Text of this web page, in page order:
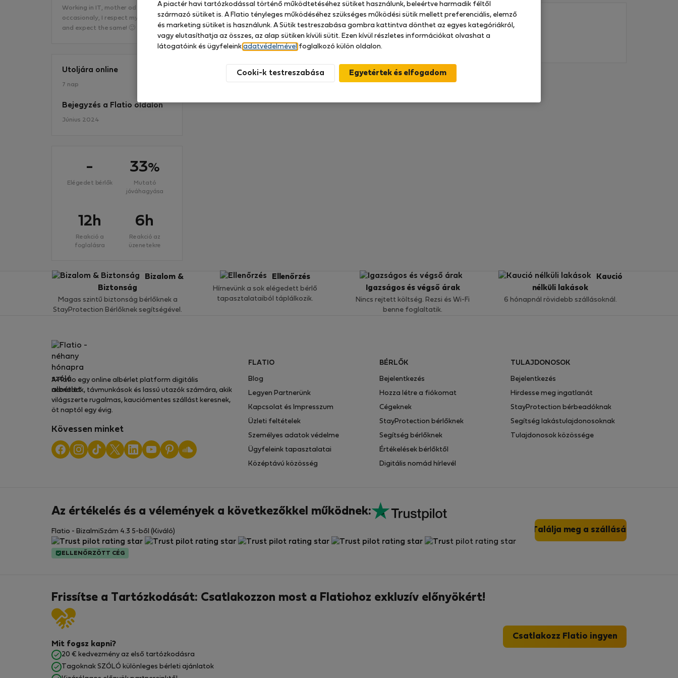
Working in IT, mother od 2, landlord
occasionaly, I respect my guests
and expect the same! 🙂
Utoljára online
7 nap
Bejegyzés a Flatio oldalon
Június 2024
-
Elégedet bérlők
33%
Mutató
jóváhagyása
12h
Reakció a
foglalásra
6h
Reakció az
üzenetekre
Még nem áll rendelkezésre semmi értékelés
Bizalom &
Biztonság
Magas szintű biztonság bérlőknek a
StayProtection Bérlőknek segítségével.
Ellenőrzés
Hírnevünk a sok elégedett bérlő
tapasztalataiból táplálkozik.
Igazságos és végső árak
Nincs rejtett költség. Rezsi és Wi-Fi
benne foglaltatik.
Kaució
nélküli lakások
6 hónapnál rövidebb szállásoknál.
A Flatio egy online albérlet platform digitális
nomádok, távmunkások és lassú utazók számára, akik
világszerte rugalmas, kauciómentes szállást keresnek,
öt naptól egy évig.
Kövessen minket
FLATIO
Blog
Legyen Partnerünk
Kapcsolat és Impresszum
Üzleti feltételek
Személyes adatok védelme
Ügyfeleink tapasztalatai
Középtávú közösség
BÉRLŐK
Bejelentkezés
Hozza létre a fiókomat
Cégeknek
StayProtection bérlőknek
Segítség bérlőknek
Értékelések bérlőktől
Digitális nomád hírlevél
TULAJDONOSOK
Bejelentkezés
Hirdesse meg ingatlanát
StayProtection bérbeadóknak
Segítség lakástulajdonosoknak
Tulajdonosok közössége
Az értékelés és a vélemények a következőkkel működnek:
Flatio - BizalmiSzám 4.3 5-ből (Kiváló)
ELLENŐRZÖTT CÉG
Találja meg a szállását
Frissítse a Tartózkodását: Csatlakozzon most a Flatiohoz exkluzív előnyökért!
Mit fogsz kapni?
20 € kedvezmény az első tartózkodásra
Tagoknak SZÓLÓ különleges bérleti ajánlatok
Csatlakozz Flatio ingyen
A piactér havi tartózkodással történő működtetéséhez sütiket használunk, beleértve harmadik féltől
származó sütiket is. A Flatio tényleges működéséhez szükséges működési sütik mellett preferenciális, elemző
és marketing sütiket is használunk. A Sütik testreszabása gombra kattintva dönthet az egyes kategóriákról,
vagy elutasíthatja az összes, az alap sütiken kívüli sütit. Ezen kívül részletes információkat olvashat a
látogatóink és ügyfeleink adatvédelmével foglalkozó külön oldalon.
Cooki-k testreszabása